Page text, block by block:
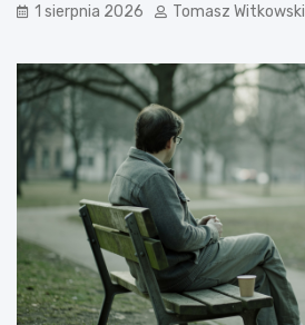
1 sierpnia 2026 Tomasz Witkowski